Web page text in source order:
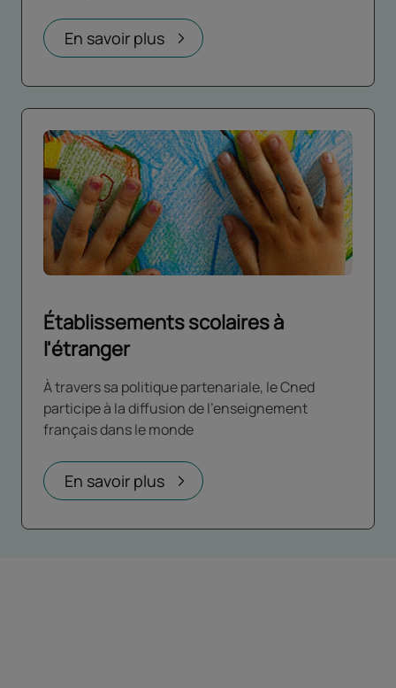
En savoir plus
Établissements scolaires à
l'étranger
À travers sa politique partenariale, le Cned
participe à la diffusion de l’enseignement
français dans le monde
En savoir plus